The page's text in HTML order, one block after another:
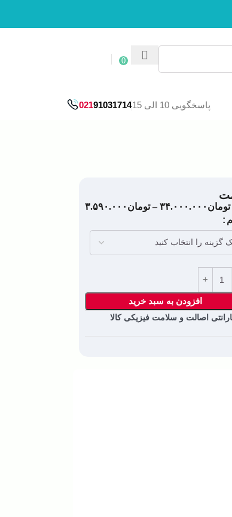
0
پاسخگویی 10 الی 15 02191031714
تومان ۳۴.۰۰۰.۰۰۰ – تومان ۳.۵۹۰.۰۰۰
افزودن به سبد خرید
اصالت و سلامت فیزیکی کالا